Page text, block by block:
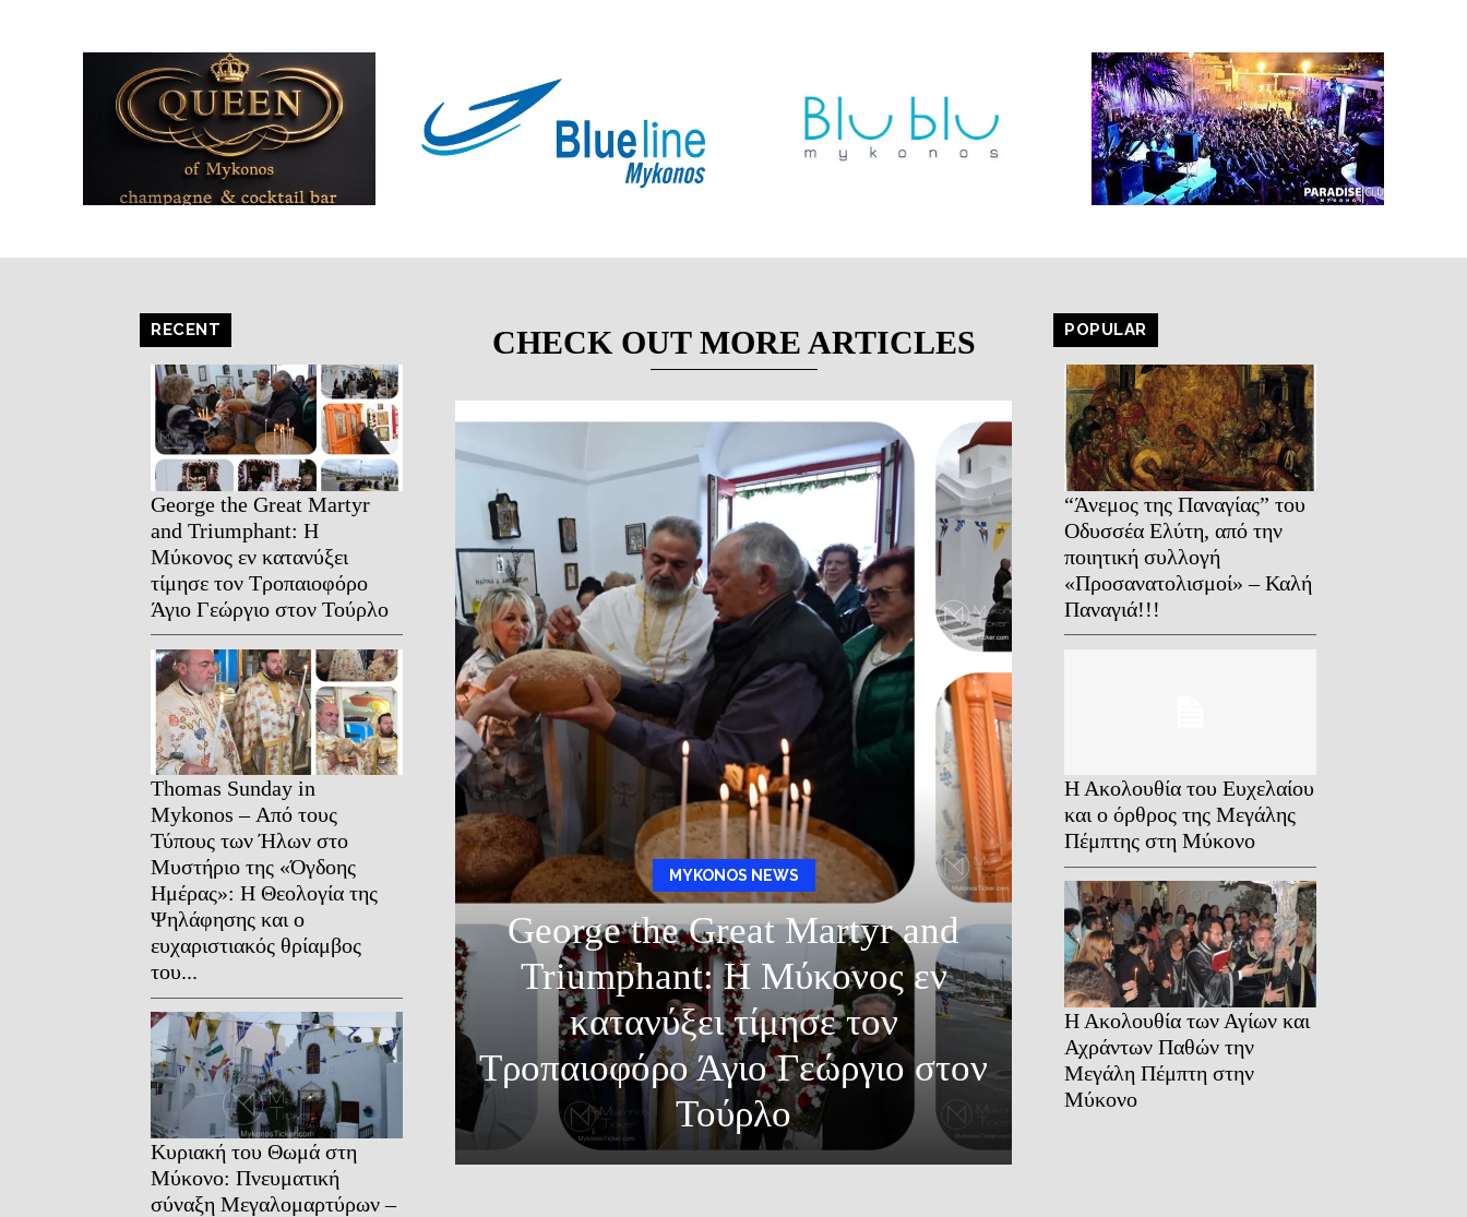
RECENT
George the Great Martyr
and Triumphant: Η
Μύκονος εν κατανύξει
τίμησε τον Τροπαιοφόρο
Άγιο Γεώργιο στον Τούρλο
Thomas Sunday in
Mykonos – Από τους
Τύπους των Ήλων στο
Μυστήριο της «Όγδοης
Ημέρας»: Η Θεολογία της
Ψηλάφησης και ο
ευχαριστιακός θρίαμβος
του...
Κυριακή του Θωμά στη
Μύκονο: Πνευματική
σύναξη Μεγαλομαρτύρων –
CHECK OUT MORE ARTICLES
MYKONOS NEWS
George the Great Martyr and
Triumphant: Η Μύκονος εν
κατανύξει τίμησε τον
Τροπαιοφόρο Άγιο Γεώργιο στον
Τούρλο
NEWS
Thomas Sunday in
Από τους Τύπους των
Μυστήριο της
Ημέρας»: Η Θεολογία
Ψηλάφησης και ο
POPULAR
“Άνεμος της Παναγίας” του
Οδυσσέα Ελύτη, από την
ποιητική συλλογή
«Προσανατολισμοί» – Καλή
Παναγιά!!!
Η Ακολουθία του Ευχελαίου
και ο όρθρος της Μεγάλης
Πέμπτης στη Μύκονο
Η Ακολουθία των Αγίων και
Αχράντων Παθών την
Μεγάλη Πέμπτη στην
Μύκονο